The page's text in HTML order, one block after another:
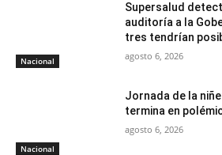
Nacional
Supersalud
auditoría a la
tres tendrían
agosto 6, 2026
Nacional
Jornada de la
termina en
agosto 6, 2026